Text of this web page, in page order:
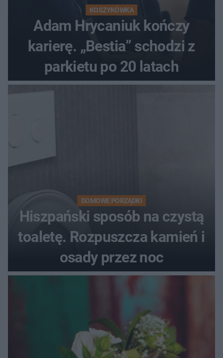
KOSZYKÓWKA
Adam Hrycaniuk kończy
karierę. „Bestia” schodzi z
parkietu po 20 latach
DOMOWE PORZĄDKI
Hiszpański sposób na czystą
toaletę. Rozpuszcza kamień i
osady przez noc